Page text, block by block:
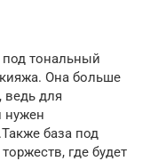
под тональный
Она больше
ведь для
нужен
база под
где будет